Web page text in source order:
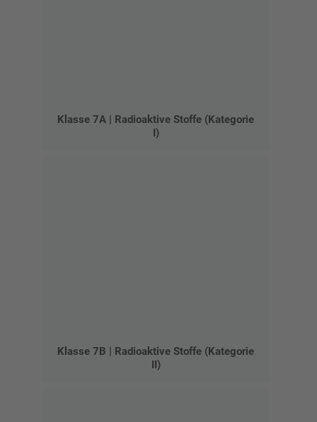
Klasse 7A | Radioaktive Stoffe (Kategorie
I)
Klasse 7B | Radioaktive Stoffe (Kategorie
II)